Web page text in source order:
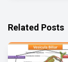
Related Posts